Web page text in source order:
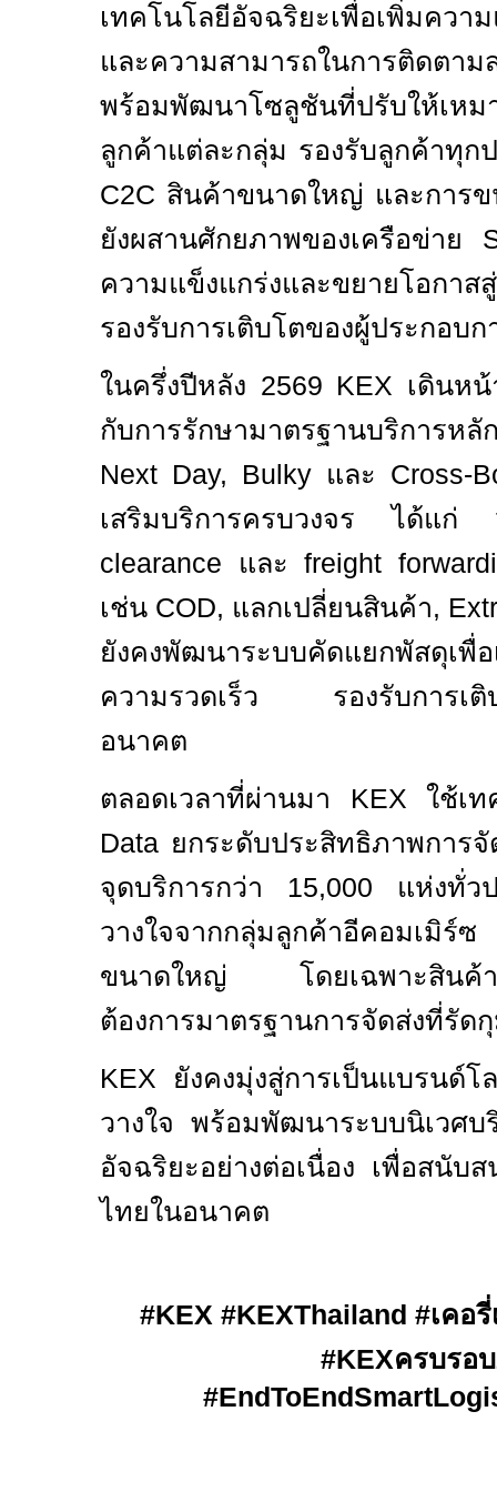
เทคโนโลยีอัจฉริยะเพื่อเพิ่มคว
และความสามารถในการติดตาม
พร้อมพัฒนาโซลูชันที่ปรับให้เหม
ลูกค้าแต่ละกลุ่ม รองรับลูกค้าทุก
C2C สินค้าขนาดใหญ่ และการข
ยังผสานศักยภาพของเครือข่าย
ความแข็งแกร่งและขยายโอกาส
รองรับการเติบโตของผู้ประกอบ
ในครึ่งปีหลัง 2569 KEX เดินห
กับการรักษามาตรฐานบริการห
Next Day, Bulky และ Cross-
เสริมบริการครบวงจร ได้แก่
clearance และ freight
เช่น COD, แลกเปลี่ยนสินค้า,
ยังคงพัฒนาระบบคัดแยกพัสดุเพื่
ความรวดเร็ว รองรับการเติ
อนาคต
ตลอดเวลาที่ผ่านมา KEXใช้เ
Data ยกระดับประสิทธิภาพการ
จุดบริการกว่า 15,000 แห่งทั่ว
วางใจจากกลุ่มลูกค้าอีคอมเมิ
ขนาดใหญ่ โดยเฉพาะสินค้าพ
ต้องการมาตรฐานการจัดส่งที่รัด
KEX ยังคงมุ่งสู่การเป็นแบรนด์
วางใจ พร้อมพัฒนาระบบนิเวศบ
อัจฉริยะอย่างต่อเนื่อง เพื่อสนับ
ไทยในอนาคต
#KEX #KEXThailand #เคอ
#KEXครบรอบ